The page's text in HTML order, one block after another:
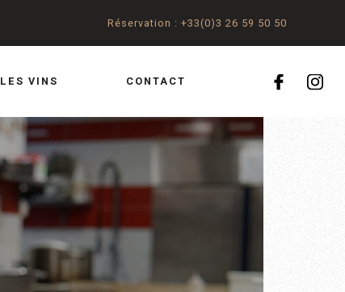
Réservation : +33(0)3 26 59 50 50
LES VINS CONTACT